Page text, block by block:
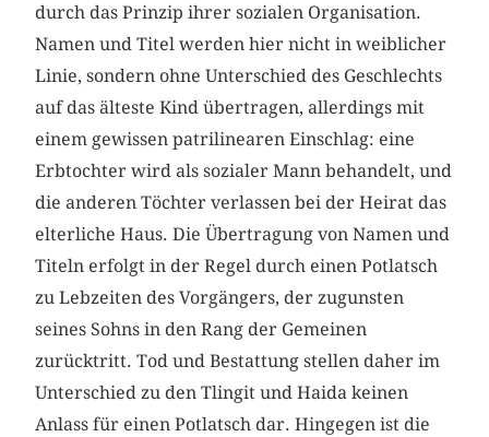
durch das Prinzip ihrer sozialen Organisation.
Namen und Titel werden hier nicht in weiblicher
Linie, sondern ohne Unterschied des Geschlechts
auf das älteste Kind übertragen, allerdings mit
einem gewissen patrilinearen Einschlag: eine
Erbtochter wird als sozialer Mann behandelt, und
die anderen Töchter verlassen bei der Heirat das
elterliche Haus. Die Übertragung von Namen und
Titeln erfolgt in der Regel durch einen Potlatsch
zu Lebzeiten des Vorgängers, der zugunsten
seines Sohns in den Rang der Gemeinen
zurücktritt. Tod und Bestattung stellen daher im
Unterschied zu den Tlingit und Haida keinen
Anlass für einen Potlatsch dar. Hingegen ist die